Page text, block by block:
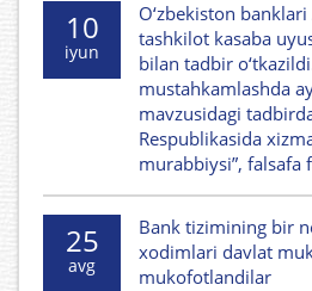
10
iyun
O‘zbekiston
tashkilot kasaba
bilan tadbir
mustahkamlashda
mavzusidagi
Respublikasida
murabbiysi”, falsafa
25
avg
Bank tizimining bir
xodimlari davlat
mukofotlandilar